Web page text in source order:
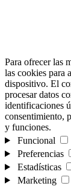
Para ofrecer las
las cookies para
dispositivo. El
procesar datos
identificaciones
consentimiento,
y funciones.
Funcional
Preferencias
Estadísticas
Marketing